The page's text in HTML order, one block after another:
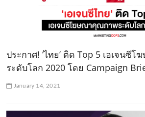
ประกาศ! ‘ไทย’ ติด Top 5 เอเจนซี
ระดับโลก 2020 โดย Campaign
January 14, 2021